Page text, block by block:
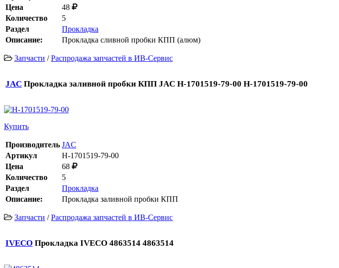
Цена
48
Количество
5
Раздел
Прокладка
Описание:
Прокладка сливной пробки КПП (алюм)
Запчасти /Распродажа запчастей в ИВ-Сервис
JAC Прокладка заливной пробки КПП JAC H-1701519-79-00 H-1701519-79-00
Купить
Производитель JAC
Артикул
H-1701519-79-00
Цена
68
Количество
5
Раздел
Прокладка
Описание:
Прокладка заливной пробки КПП
Запчасти /Распродажа запчастей в ИВ-Сервис
IVECO Прокладка IVECO 4863514 4863514